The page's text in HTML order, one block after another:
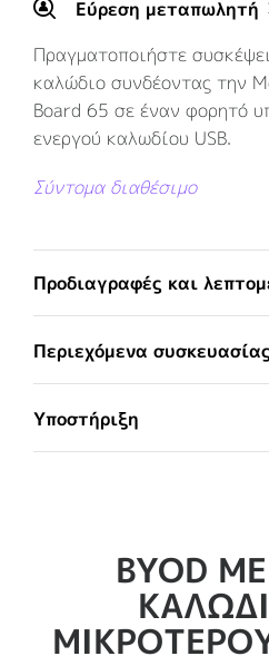
Εύρεση μεταπωλητή
Πραγματοποιήστε
καλώδιο συνδέοντας την
Board 65 σε έναν φορητό
ενεργού καλωδίου USB.
Σύντομα διαθέσιμο
Προδιαγραφές και
Περιεχόμενα συσκευασίας
Υποστήριξη
BYOD